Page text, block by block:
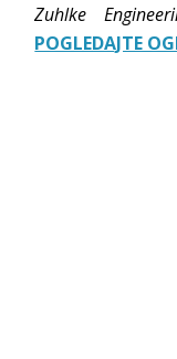
Zuhlke
POGLEDAJTE